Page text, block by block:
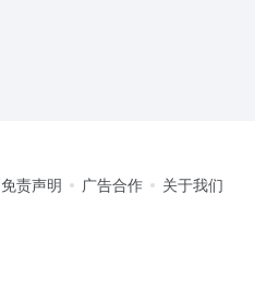
免责声明 广告合作 关于我们